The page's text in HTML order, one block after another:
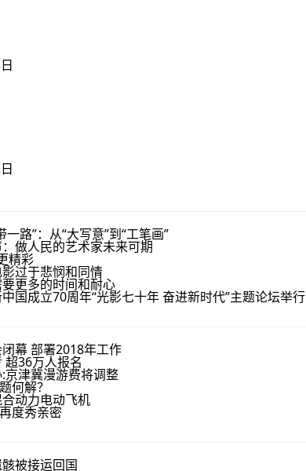
路”：从“大写意”到“工笔画”
做人民的艺术家未来可期
精彩
过于悲悯和同情
更多的时间和耐心
国成立70周年“光影七十年 奋进新时代”主题论坛举行
幕 部署2018年工作
超36万人报名
京津冀漫游费将调整
何解？
动力电动飞机
度秀亲密
被接运回国